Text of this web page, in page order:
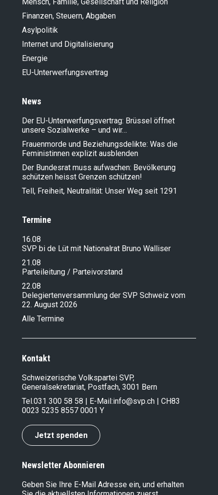
Finanzen, Steuern, Abgaben
Asylpolitik
Internet und Digitalisierung
Energie
EU-Unterwerfungsvertrag
News
Der EU-Unterwerfungsvertrag: Brüssel öffnet
unsere Sozialwerke – und wir…
Frauenmorde und Beziehungsdelikte: Was die
Feministinnen explizit ausblenden
Der Bundesrat muss aufwachen: Bevölkerung
schützen heisst Grenzen schützen!
Tell, Freiheit, Neutralität: Unser Weg seit 1291
Termine
16.08
SVP bi de Lüt mit Nationalrat Bruno Walliser
21.08
Parteileitung / Parteivorstand
22.08
Delegiertenversammlung der SVP Schweiz vom
22. August 2026
Alle Termine
Kontakt
Schweizerische Volkspartei SVP,
Generalsekretariat, Postfach, 3001 Bern
Tel.031 300 58 58 | E-Mail:info@svp.ch | CH83
0023 5235 8557 0001 Y
Jetzt spenden
Newsletter Abonnieren
Geben Sie Ihre E-Mail Adresse ein, und erhalten